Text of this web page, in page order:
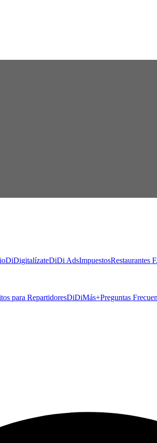
DiDigitalízateDiDi AdsImpuestosRestaurantes
para RepartidoresDiDiMás+Preguntas